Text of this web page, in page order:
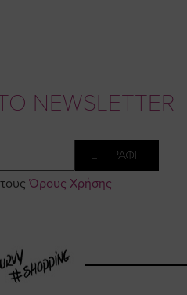
NEWSLETTER
ΕΓΓΡΑΦΗ
Όρους Χρήσης